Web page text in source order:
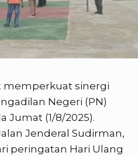
sinergi
Negeri (PN)
Jumat (1/8/2025).
Jenderal Sudirman,
peringatan Hari Ulang